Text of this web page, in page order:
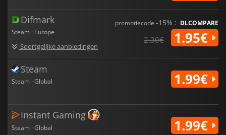
Difmark
Steam · Europe
Soortgelijke aanbiedingen
promotiecode -15% : DLCOMPARE
2.30€ 1.95€
Steam
Steam · Global 1.99€
Instant Gaming
Steam · Global 1.99€